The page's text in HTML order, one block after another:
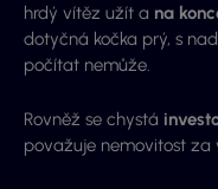
hrdý vítěz užít a na
dotyčná kočka prý, s
počítat nemůže.
Rovněž se chystá
považuje nemovitost za